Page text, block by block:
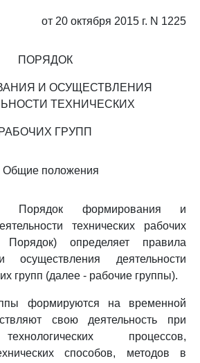
от 20 октября 2015 г. N 1225
ПОРЯДОК
И ОСУЩЕСТВЛЕНИЯ
ТЕХНИЧЕСКИХ
РАБОЧИХ ГРУПП
Общие положения
Порядок формирования и
технических рабочих
определяет правила
деятельности
групп (далее - рабочие группы).
формируются на временной
свою деятельность при
процессов,
способов, методов в